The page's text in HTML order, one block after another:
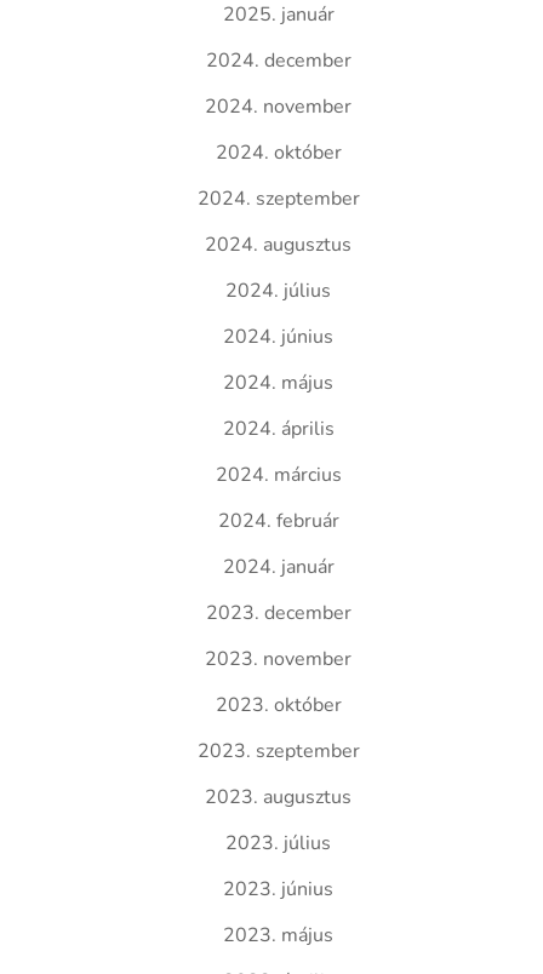
2025. január
2024. december
2024. november
2024. október
2024. szeptember
2024. augusztus
2024. július
2024. június
2024. május
2024. április
2024. március
2024. február
2024. január
2023. december
2023. november
2023. október
2023. szeptember
2023. augusztus
2023. július
2023. június
2023. május